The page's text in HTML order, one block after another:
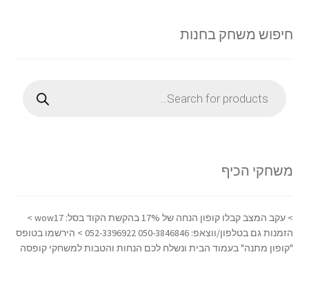
חיפוש משחק בחנות
search
משחקי הכיף
> עקב המצב קבלו קופון הנחה של 17% בהקשת הקוד בסל: wow17 >
הזמנות גם בטלפון/ווצאפ: 050-3846846 052-3396922 > הירשמו בטופס
"קופון מתנה" בעמוד הבית ונשלח לכם הנחות והטבות למשחקי קופסה